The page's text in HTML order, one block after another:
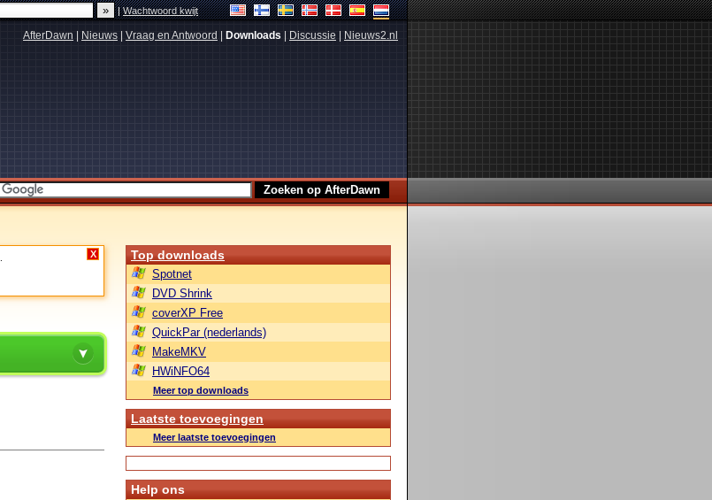
|Wachtwoord kwijt
AfterDawn Nieuws Vraag en Antwoord Downloads Discussie Nieuws2.nl
X Top downloads
Spotnet
DVD Shrink
coverXP Free
QuickPar (nederlands)
MakeMKV
HWiNFO64
Meer top downloads
Laatste toevoegingen
Meer laatste toevoegingen
Help ons